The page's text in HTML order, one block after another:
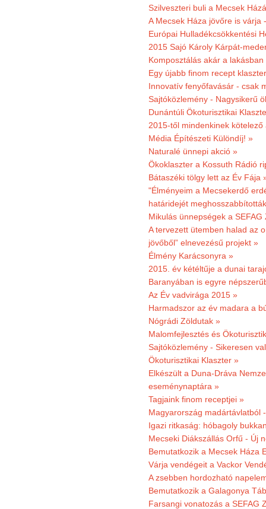
Szilveszteri buli a Mecsek
A Mecsek Háza jövőre is várja
Európai Hulladékcsökkentési
2015 Sajó Károly Kárpát-
Komposztálás akár a lakásban
Egy újabb finom recept
Innovatív fenyőfavásár - csak
Sajtóközlemény - Nagysikerű
Dunántúli Ökoturisztikai
2015-től mindenkinek
Média Építészeti Különdíj! »
Naturalé ünnepi akció »
Ökoklaszter a Kossuth Rádió
Bátaszéki tölgy lett az Év Fája
"Élményeim a Mecsekerdő
határidejét
Mikulás ünnepségek a SEFAG
A tervezett ütemben halad az
jövőből” elnevezésű projekt »
Élmény Karácsonyra »
2015. év kétéltűje a dunai
Baranyában is egyre
Az Év vadvirága 2015 »
Harmadszor az év madara a
Nógrádi Zöldutak »
Malomfejlesztés és
Sajtóközlemény - Sikeresen
Ökoturisztikai Klaszter »
Elkészült a Duna-Dráva
eseménynaptára »
Tagjaink finom receptjei »
Magyarország madártávlatból
Igazi ritkaság: hóbagoly
Mecseki Diákszállás Orfű - Új
Bemutatkozik a Mecsek Háza
Várja vendégeit a Vackor
A zsebben hordozható
Bemutatkozik a Galagonya
Farsangi vonatozás a SEFAG